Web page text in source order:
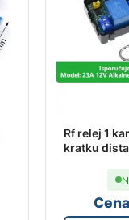
Rf relej 1
kratku